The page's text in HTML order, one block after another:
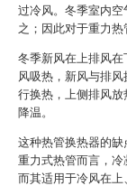
过冷风。冬季室内
之；因此对于重力热
冬季新风在上排风
风吸热，新风与排
行换热，上侧排风
降温。
这种热管换热器的
重力式热管而言，
而其适用于冷风在